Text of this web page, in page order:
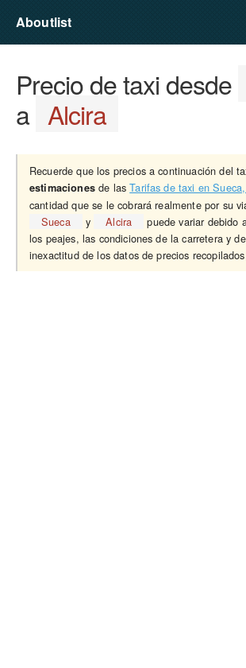
Aboutlist
Precio de taxi desde
a Alcira
Recuerde que los precios a continuación del
estimacionesde lasTarifas de taxi en
cantidad que se le cobrará realmente por su
Sueca
y Alcira
puede variar debido
los peajes, las condiciones de la carretera y
inexactitud de los datos de precios